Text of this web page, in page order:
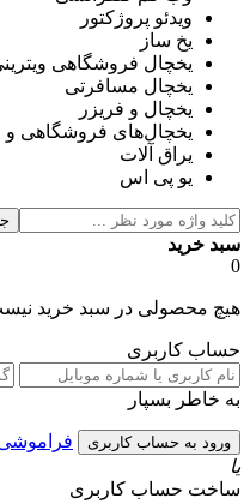
ویدئو پروژکتور
یخ ساز
یخچال فروشگاهی
یخچال مسافرتی
یخچال و فریزر
یخچال‌های فروشگاهی و
یراق آلات
یو پی اس
سبد خرید
0
هیچ محصولی در سبد خرید
حساب کاربری
به خاطر بسپار
یا
ساخت حساب کاربری